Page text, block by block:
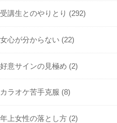
受講生とのやりとり (292)
女心が分からない (22)
好意サインの見極め (2)
カラオケ苦手克服 (8)
年上女性の落とし方 (2)